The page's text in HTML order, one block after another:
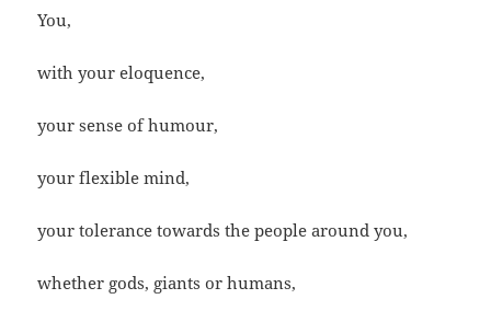
You,
with your eloquence,
your sense of humour,
your flexible mind,
your tolerance towards the people around you,
whether gods, giants or humans,